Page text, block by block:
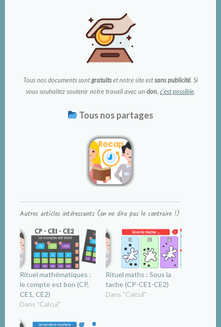
Tous nos documents sontgratuitset notre site estsans publicité. Si
vous souhaitez soutenir notre travail avec undon, c’est possible.
Tous nos partages
Autres articles intéressants (on ne dira pas le contraire !)
Rituel mathématiques :
le compte est bon (CP,
CE1, CE2)
Dans "Calcul"
Rituel maths : Sous la
tache (CP-CE1-CE2)
Dans "Calcul"